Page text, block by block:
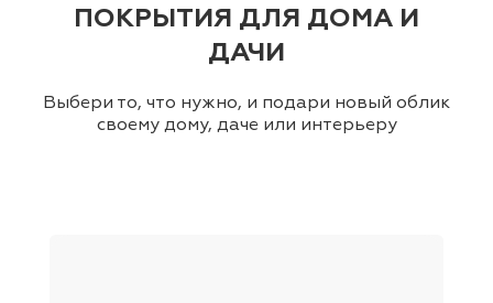
покрытияПОКРЫТИЯ ДЛЯ ДОМА И
ДАЧИ
Выбери то, что нужно, и подари новый облик
своему дому, даче или интерьеру